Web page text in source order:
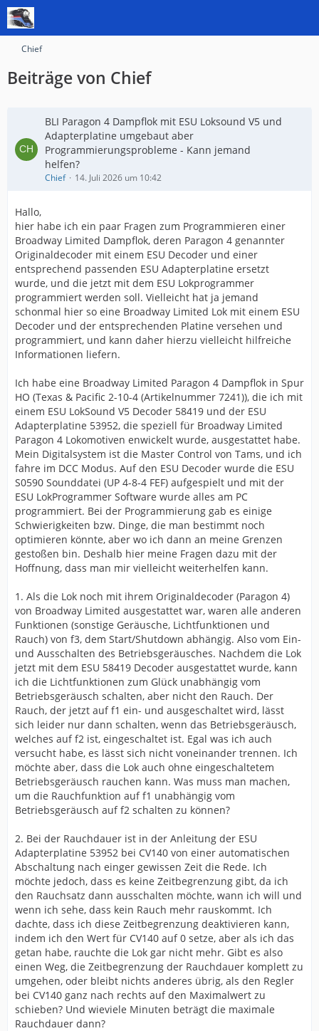
Chief
Beiträge von Chief
BLI Paragon 4 Dampflok mit ESU Loksound V5 und
Adapterplatine umgebaut aber
Programmierungsprobleme - Kann jemand
helfen?
Chief 14. Juli 2026 um 10:42
Hallo,
hier habe ich ein paar Fragen zum Programmieren einer
Broadway Limited Dampflok, deren Paragon 4 genannter
Originaldecoder mit einem ESU Decoder und einer
entsprechend passenden ESU Adapterplatine ersetzt
wurde, und die jetzt mit dem ESU Lokprogrammer
programmiert werden soll. Vielleicht hat ja jemand
schonmal hier so eine Broadway Limited Lok mit einem ESU
Decoder und der entsprechenden Platine versehen und
programmiert, und kann daher hierzu vielleicht hilfreiche
Informationen liefern.
Ich habe eine Broadway Limited Paragon 4 Dampflok in Spur
HO (Texas & Pacific 2-10-4 (Artikelnummer 7241)), die ich mit
einem ESU LokSound V5 Decoder 58419 und der ESU
Adapterplatine 53952, die speziell für Broadway Limited
Paragon 4 Lokomotiven enwickelt wurde, ausgestattet habe.
Mein Digitalsystem ist die Master Control von Tams, und ich
fahre im DCC Modus. Auf den ESU Decoder wurde die ESU
S0590 Sounddatei (UP 4-8-4 FEF) aufgespielt und mit der
ESU LokProgrammer Software wurde alles am PC
programmiert. Bei der Programmierung gab es einige
Schwierigkeiten bzw. Dinge, die man bestimmt noch
optimieren könnte, aber wo ich dann an meine Grenzen
gestoßen bin. Deshalb hier meine Fragen dazu mit der
Hoffnung, dass man mir vielleicht weiterhelfen kann.
1. Als die Lok noch mit ihrem Originaldecoder (Paragon 4)
von Broadway Limited ausgestattet war, waren alle anderen
Funktionen (sonstige Geräusche, Lichtfunktionen und
Rauch) von f3, dem Start/Shutdown abhängig. Also vom Ein-
und Ausschalten des Betriebsgeräusches. Nachdem die Lok
jetzt mit dem ESU 58419 Decoder ausgestattet wurde, kann
ich die Lichtfunktionen zum Glück unabhängig vom
Betriebsgeräusch schalten, aber nicht den Rauch. Der
Rauch, der jetzt auf f1 ein- und ausgeschaltet wird, lässt
sich leider nur dann schalten, wenn das Betriebsgeräusch,
welches auf f2 ist, eingeschaltet ist. Egal was ich auch
versucht habe, es lässt sich nicht voneinander trennen. Ich
möchte aber, dass die Lok auch ohne eingeschaltetem
Betriebsgeräusch rauchen kann. Was muss man machen,
um die Rauchfunktion auf f1 unabhängig vom
Betriebsgeräusch auf f2 schalten zu können?
2. Bei der Rauchdauer ist in der Anleitung der ESU
Adapterplatine 53952 bei CV140 von einer automatischen
Abschaltung nach einger gewissen Zeit die Rede. Ich
möchte jedoch, dass es keine Zeitbegrenzung gibt, da ich
den Rauchsatz dann ausschalten möchte, wann ich will und
wenn ich sehe, dass kein Rauch mehr rauskommt. Ich
dachte, dass ich diese Zeitbegrenzung deaktivieren kann,
indem ich den Wert für CV140 auf 0 setze, aber als ich das
getan habe, rauchte die Lok gar nicht mehr. Gibt es also
einen Weg, die Zeitbegrenzung der Rauchdauer komplett zu
umgehen, oder bleibt nichts anderes übrig, als den Regler
bei CV140 ganz nach rechts auf den Maximalwert zu
schieben? Und wieviele Minuten beträgt die maximale
Rauchdauer dann?